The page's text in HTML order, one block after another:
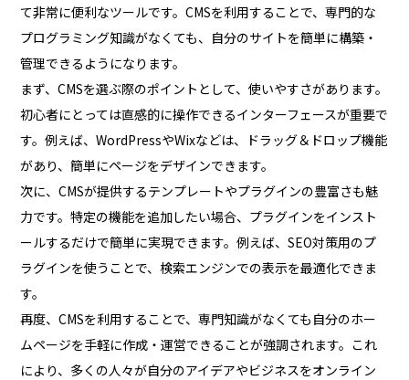
て非常に便利なツールです。CMSを利用することで、専門的な
プログラミング知識がなくても、自分のサイトを簡単に構築・
管理できるようになります。
まず、CMSを選ぶ際のポイントとして、使いやすさがあります。
初心者にとっては直感的に操作できるインターフェースが重要で
す。例えば、WordPressやWixなどは、ドラッグ＆ドロップ機能
があり、簡単にページをデザインできます。
次に、CMSが提供するテンプレートやプラグインの豊富さも魅
力です。特定の機能を追加したい場合、プラグインをインスト
ールするだけで簡単に実現できます。例えば、SEO対策用のプ
ラグインを使うことで、検索エンジンでの表示を最適化できま
す。
再度、CMSを利用することで、専門知識がなくても自分のホー
ムページを手軽に作成・運営できることが強調されます。これ
により、多くの人々が自分のアイデアやビジネスをオンライン